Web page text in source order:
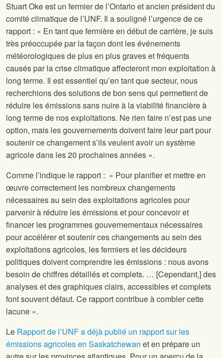
Stuart Oke est un fermier de l’Ontario et ancien président du
comité climatique de l’UNF. Il a souligné l’urgence de ce
rapport : « En tant que fermière en début de carrière, je suis
très préoccupée par la façon dont les événements
météorologiques de plus en plus graves et fréquents
causés par la crise climatique affecteront mon exploitation à
long terme. Il est essentiel qu’en tant que secteur, nous
recherchions des solutions de bon sens qui permettent de
réduire les émissions sans nuire à la viabilité financière à
long terme de nos exploitations. Ne rien faire n’est pas une
option, mais les gouvernements doivent faire leur part pour
soutenir ce changement s’ils veulent avoir un système
agricole dans les 20 prochaines années ».
Comme l’indique le rapport : » Pour planifier et mettre en
œuvre correctement les nombreux changements
nécessaires au sein des exploitations agricoles pour
parvenir à réduire les émissions et pour concevoir et
financer les programmes gouvernementaux nécessaires
pour accélérer et soutenir ces changements au sein des
exploitations agricoles, les fermiers et les décideurs
politiques doivent comprendre les émissions : nous avons
besoin de chiffres détaillés et complets. … [Cependant,] des
analyses et des graphiques clairs, accessibles et complets
font souvent défaut. Ce rapport contribue à combler cette
lacune ».
Le Rapport de l’UNF a déjà publié un rapport sur les
émissions agricoles en Saskatchewan et en prépare un